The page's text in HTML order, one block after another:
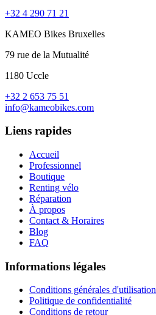
+32 4 290 71 21
KAMEO Bikes Bruxelles
79 rue de la Mutualité
1180 Uccle
+32 2 653 75 51
info@kameobikes.com
Liens rapides
Accueil
Professionnel
Boutique
Renting vélo
Réparation
À propos
Contact & Horaires
Blog
FAQ
Informations légales
Conditions générales d'utilisation
Politique de confidentialité
Conditions de retour